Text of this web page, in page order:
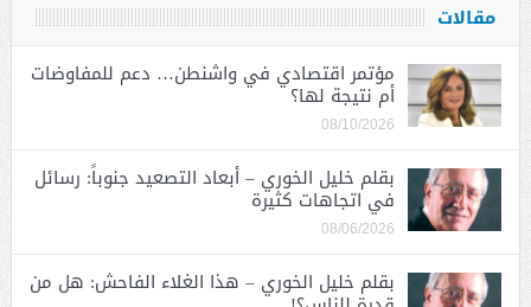
مقالات
مؤتمر اقتصادي في واشنطن… دعم للمفاوضات
أم نتيجة لها؟
08/10/2026
بقلم خليل الخوري – أبعاد التصعيد جنوباً: رسائل
في اتجاهات كثيرة
08/06/2026
بقلم خليل الخوري – هذا الغلاء الفاحش: هل من